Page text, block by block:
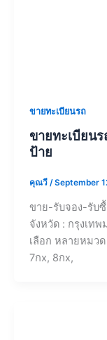
ขายทะเบียนรถ
ขายทะเบียน
ป้าย
คุณวี /September
ขาย-รับจอง-รับ
จังหวัด : กรุงเท
เลือก หลายหมว
7กx, 8กx,